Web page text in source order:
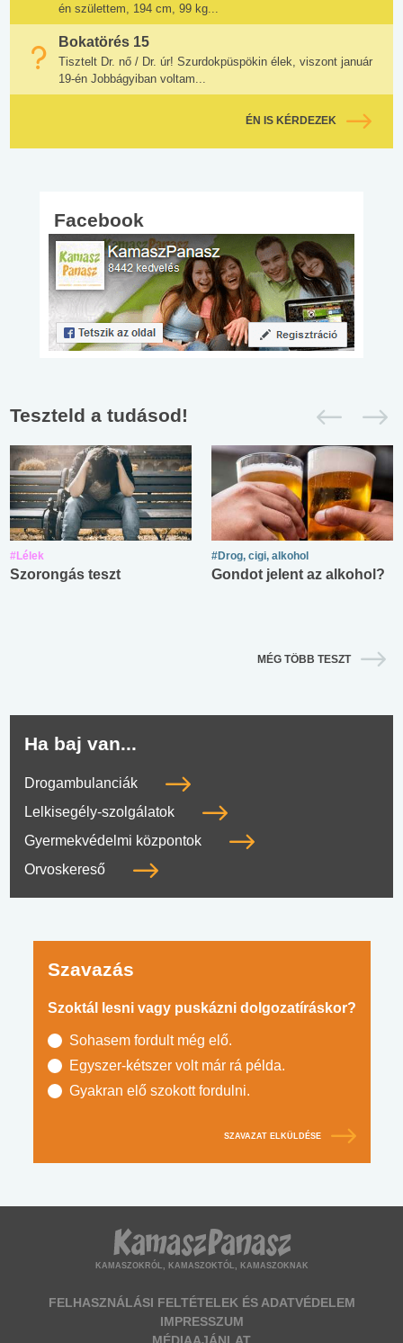
én születtem, 194 cm, 99 kg...
Bokatörés 15
Tisztelt Dr. nő / Dr. úr! Szurdokpüspökin élek, viszont január
19-én Jobbágyiban voltam...
ÉN IS KÉRDEZEK
Facebook
Teszteld a tudásod!
#Lélek
Szorongás teszt
#Drog, cigi, alkohol
Gondot jelent az alkohol?
MÉG TÖBB TESZT
Ha baj van...
Drogambulanciák
Lelkisegély-szolgálatok
Gyermekvédelmi központok
Orvoskereső
Szavazás
Szoktál lesni vagy puskázni dolgozatíráskor?
Sohasem fordult még elő.
Egyszer-kétszer volt már rá példa.
Gyakran elő szokott fordulni.
SZAVAZAT ELKÜLDÉSE
KAMASZOKRÓL, KAMASZOKTÓL, KAMASZOKNAK
FELHASZNÁLÁSI FELTÉTELEK ÉS ADATVÉDELEM
IMPRESSZUM